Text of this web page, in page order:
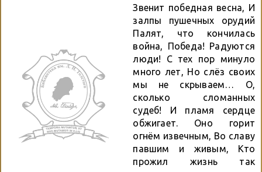
Фёдор Сухов
Звенит победная весна, И
залпы пушечных орудий
Палят, что кончилась
война, Победа! Радуются
люди! С тех пор минуло
много лет, Но слёз своих
мы не скрываем… О,
сколько сломанных
судеб! И пламя сердце
обжигает. Оно горит
огнём извечным, Во славу
павшим и живым, Кто
прожил жизнь так